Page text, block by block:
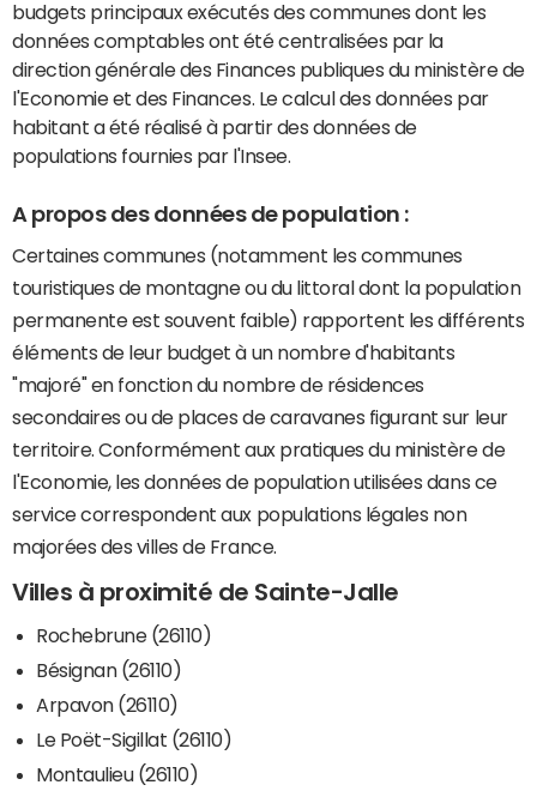
budgets principaux exécutés des communes dont les
données comptables ont été centralisées par la
direction générale des Finances publiques du ministère de
l'Economie et des Finances. Le calcul des données par
habitant a été réalisé à partir des données de
populations fournies par l'Insee.
A propos des données de population :
Certaines communes (notamment les communes
touristiques de montagne ou du littoral dont la population
permanente est souvent faible) rapportent les différents
éléments de leur budget à un nombre d'habitants
"majoré" en fonction du nombre de résidences
secondaires ou de places de caravanes figurant sur leur
territoire. Conformément aux pratiques du ministère de
l'Economie, les données de population utilisées dans ce
service correspondent aux populations légales non
majorées des villes de France.
Villes à proximité de Sainte-Jalle
Rochebrune (26110)
Bésignan (26110)
Arpavon (26110)
Le Poët-Sigillat (26110)
Montaulieu (26110)